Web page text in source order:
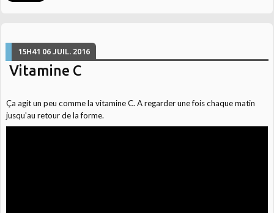
15H41 06 JUIL. 2016
Vitamine C
Ça agit un peu comme la vitamine C. A regarder une fois chaque matin
jusqu'au retour de la forme.